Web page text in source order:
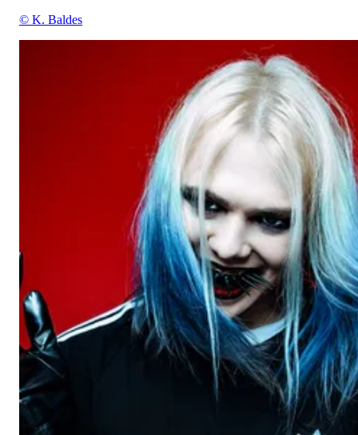
© K. Baldes